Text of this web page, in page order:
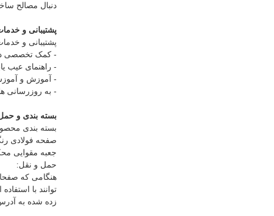
دنبال مصالح
پشتیبانی و
پشتیبانی و
- کمک تخصصی
- راهنمای عیب
- آموزش و
- به روزرسانی
بسته بندی و
بسته بندی
صفحه فولادی
جعبه مقوایی
حمل و نقل:
هنگامی که
توانند با
زده شده به